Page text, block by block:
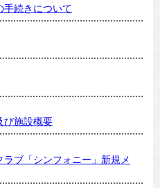
手続きについて
び施設概要
ブ「シンフォニー」新規メ